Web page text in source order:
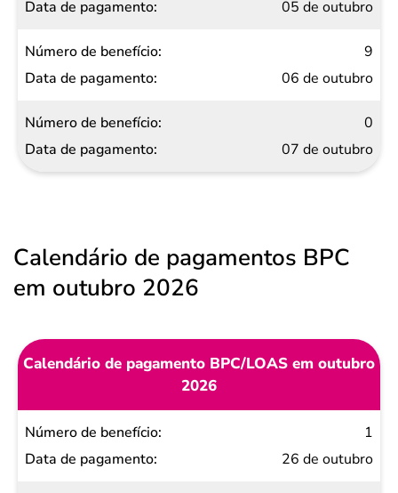
05 de outubro
9
06 de outubro
0
07 de outubro
Calendário de pagamentos BPC
em outubro 2026
Calendário de pagamento BPC/LOAS em outubro
2026
Número
de
1
26 de outubro